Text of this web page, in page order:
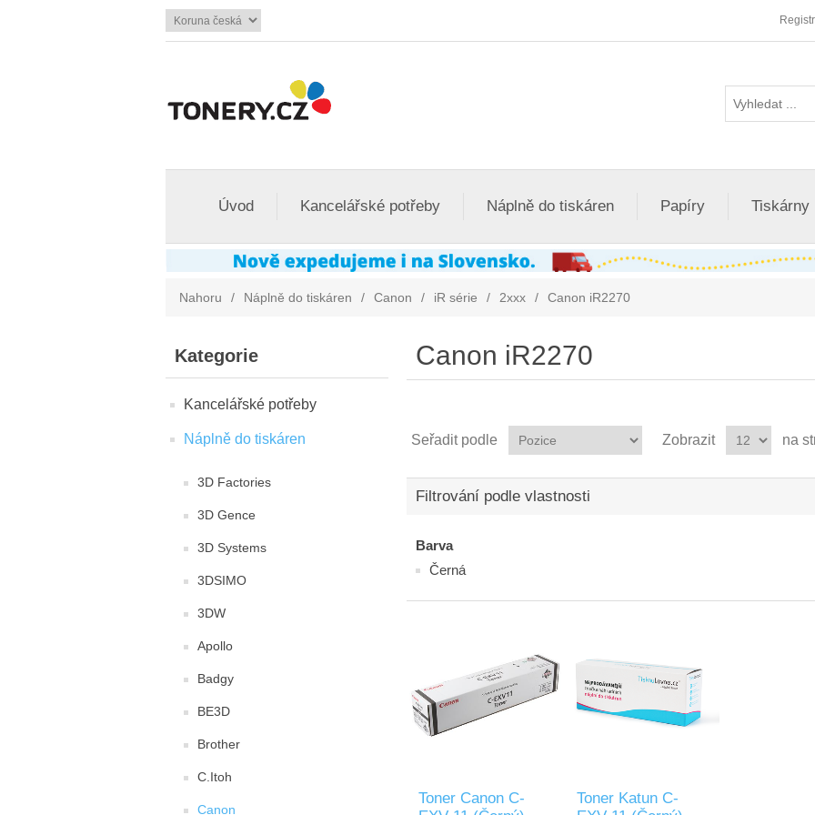
Úvod Kancelářské potřeby Náplně do tiskáren Papíry Tiskárny
Nahoru / Náplně do tiskáren / Canon / iR série / 2xxx / Canon iR2270
Kategorie
Kancelářské potřeby
Náplně do tiskáren
3D Factories
3D Gence
3D Systems
3DSIMO
3DW
Apollo
Badgy
BE3D
Brother
C.Itoh
Canon
Canon iR2270
Seřadit podle Zobrazit na
Filtrování podle vlastnosti
Barva
Černá
Toner Canon C-
Toner Katun C-